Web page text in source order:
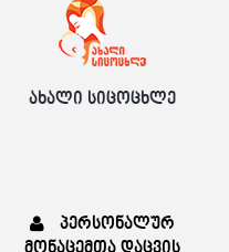
ახალი სიცოცხლე
პერსონალურ
მონაცემთა დაცვის